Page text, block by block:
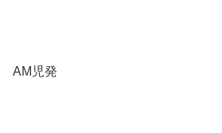
AM児発